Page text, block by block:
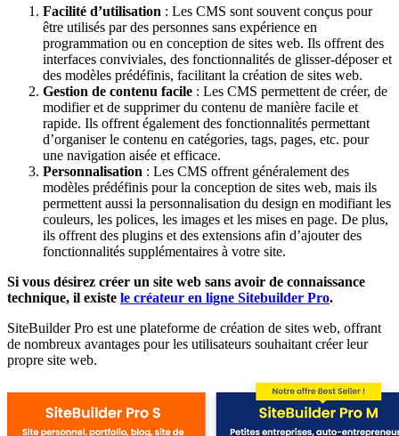
Facilité d’utilisation : Les CMS sont souvent conçus pour
être utilisés par des personnes sans expérience en
programmation ou en conception de sites web. Ils offrent des
interfaces conviviales, des fonctionnalités de glisser-déposer et
des modèles prédéfinis, facilitant la création de sites web.
Gestion de contenu facile : Les CMS permettent de créer, de
modifier et de supprimer du contenu de manière facile et
rapide. Ils offrent également des fonctionnalités permettant
d’organiser le contenu en catégories, tags, pages, etc. pour
une navigation aisée et efficace.
Personnalisation : Les CMS offrent généralement des
modèles prédéfinis pour la conception de sites web, mais ils
permettent aussi la personnalisation du design en modifiant les
couleurs, les polices, les images et les mises en page. De plus,
ils offrent des plugins et des extensions afin d’ajouter des
fonctionnalités supplémentaires à votre site.
Si vous désirez créer un site web sans avoir de connaissance
technique, il existe le créateur en ligne Sitebuilder Pro.
SiteBuilder Pro est une plateforme de création de sites web, offrant
de nombreux avantages pour les utilisateurs souhaitant créer leur
propre site web.